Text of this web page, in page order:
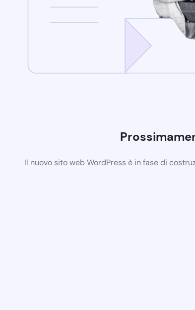
Il nuovo sito web WordPress è in fase di